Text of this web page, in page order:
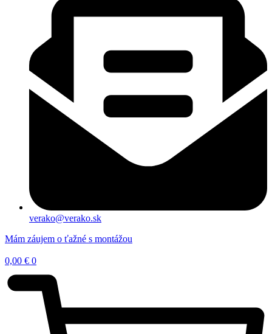
verako@verako.sk
Mám záujem o ťažné s montážou
0,00 € 0